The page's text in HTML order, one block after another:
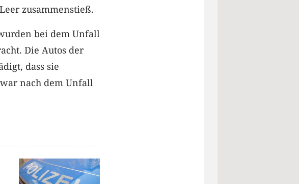
zusammenstieß.
bei dem Unfall
Die Autos der
dass sie
nach dem Unfall